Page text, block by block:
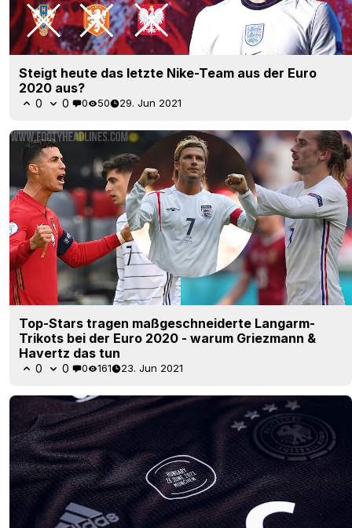
Steigt heute das letzte Nike-Team aus der Euro
2020 aus?
0 0 0 50 29. Jun 2021
Top-Stars tragen maßgeschneiderte Langarm-
Trikots bei der Euro 2020 - warum Griezmann &
Havertz das tun
0 0 0 161 23. Jun 2021